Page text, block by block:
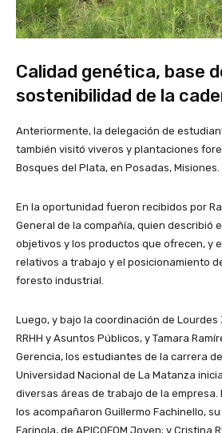
Calidad genética, base
sostenibilidad de la
Anteriormente, la delegación de
también visitó viveros y plantaciones
Bosques del Plata, en Posadas, Misiones.
En la oportunidad fueron recibidos por
General de la compañía, quien describió
objetivos y los productos que ofrecen, y
relativos a trabajo y el posicionamiento
foresto industrial.
Luego, y bajo la coordinación de Lourdes
RRHH y Asuntos Públicos, y Tamara
Gerencia, los estudiantes de la carrera
Universidad Nacional de La Matanza
diversas áreas de trabajo de la empresa.
los acompañaron Guillermo Fachinello,
Farinola, de APICOFOM Joven; y Cristina